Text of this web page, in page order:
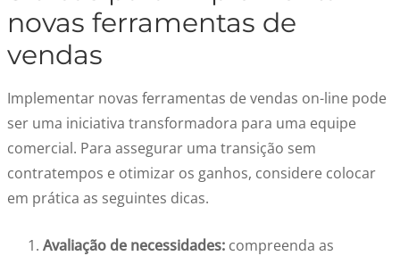
novas ferramentas de
vendas
Implementar novas ferramentas de vendas on-line pode
ser uma iniciativa transformadora para uma equipe
comercial. Para assegurar uma transição sem
contratempos e otimizar os ganhos, considere colocar
em prática as seguintes dicas.
Avaliação de necessidades: compreenda as